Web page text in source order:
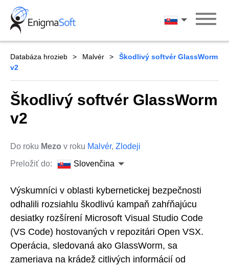
Skip
content
Slovenčina
Databáza hrozieb Malvér
Škodlivý softvér GlassWorm
v2
Škodlivý softvér GlassWorm
v2
Do roku Mezo v roku Malvér, Zlodeji
Preložiť do:
Slovenčina
Výskumníci v oblasti kybernetickej bezpečnosti
odhalili rozsiahlu škodlivú kampaň zahŕňajúcu
desiatky rozšírení Microsoft Visual Studio Code
(VS Code) hostovaných v repozitári Open VSX.
Operácia, sledovaná ako GlassWorm, sa
zameriava na krádež citlivých informácií od